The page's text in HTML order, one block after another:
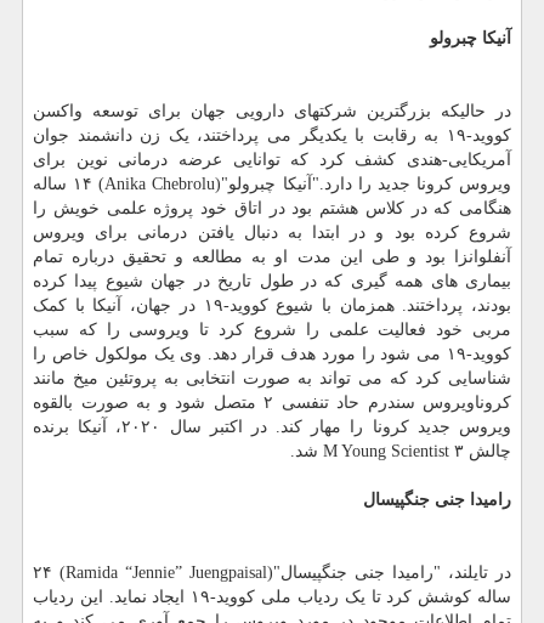
آنیکا چبرولو
در حالیکه بزرگترین شرکتهای دارویی جهان برای توسعه واکسن
کووید-۱۹ به رقابت با یکدیگر می پرداختند، یک زن دانشمند جوان
آمریکایی-هندی کشف کرد که توانایی عرضه درمانی نوین برای
ویروس کرونا جدید را دارد."آنیکا چبرولو"(Anika Chebrolu) ۱۴ ساله
هنگامی که در کلاس هشتم بود در اتاق خود پروژه علمی خویش را
شروع کرده بود و در ابتدا به دنبال یافتن درمانی برای ویروس
آنفلوانزا بود و طی این مدت او به مطالعه و تحقیق درباره تمام
بیماری های همه گیری که در طول تاریخ در جهان شیوع پیدا کرده
بودند، پرداختند. همزمان با شیوع کووید-۱۹ در جهان، آنیکا با کمک
مربی خود فعالیت علمی را شروع کرد تا ویروسی را که سبب
کووید-۱۹ می شود را مورد هدف قرار دهد. وی یک مولکول خاص را
شناسایی کرد که می تواند به صورت انتخابی به پروتئین میخ مانند
کروناویروس سندرم حاد تنفسی ۲ متصل شود و به صورت بالقوه
ویروس جدید کرونا را مهار کند. در اکتبر سال ۲۰۲۰، آنیکا برنده
چالش M Young Scientist ۳ شد.
رامیدا جنی جنگپیسال
در تایلند، "رامیدا جنی جنگپیسال"(Ramida “Jennie” Juengpaisal) ۲۴
ساله کوشش کرد تا یک ردیاب ملی کووید-۱۹ ایجاد نماید. این ردیاب